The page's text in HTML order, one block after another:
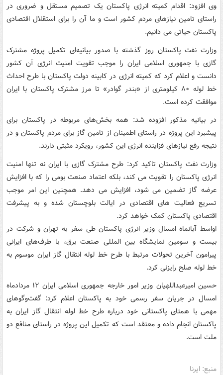
وی افزود: اقدام کمیته انرژی پاکستان یک تصمیم مستقل و ضروری در
راستای تامین نیازهای مردم کشور است و ما آن را برای استقلال اقتصادی
پاکستان حیاتی می دانیم.
وزارت نفت پاکستان روز گذشته با صدور بیانیه‌ای تکمیل پروژه مشترک
گازی با جمهوری اسلامی ایران را موجب تقویت امنیت انرژی آن کشور
دانست و اعلام کرد که کمیته انرژی در کابینه دولت پاکستان با طرح احداث
خط لوله ۸۰ کیلومتری از «بندر گوادر» تا مرز مشترک پاکستان با ایران
موافقت کرده است.
در بیانیه مذکور افزوده شد: همه بخش‌های مربوطه در پاکستان برای
پیشبرد این پروژه در راستای اطمینان از تامین گاز برای مردم پاکستان و در
نتیجه رفع نیازهای فزاینده انرژی این کشور، رویکرد مثبتی دارند.
وزارت نفت پاکستان تاکید کرد: طرح مشترک گازی با ایران نه تنها امنیت
انرژی پاکستان را تقویت می کند، بلکه اعتماد صنعت بومی را که با افزایش
عرضه گاز تضمین می شود، افزایش می دهد. همچنین این امر موجب
تسریع فعالیت های اقتصادی در ایالت بلوچستان شده و به پیشرفت
اقتصادی پاکستان کمک خواهد کرد.
اواسط آبانماه امسال وزیر انرژی پاکستان طی سفر به تهران و شرکت در
بیست و سومین نمایشگاه بین المللی صنعت برق، با طرف‌های ایرانی
پیرامون آخرین تحولات مرتبط با طرح خط لوله انتقال گاز ایران موسوم به
خط لوله صلح رایزنی کرد.
حسین امیرعبداللهیان وزیر امور خارجه جمهوری اسلامی ایران ۱۲ مردادماه
امسال در جریان سفر رسمی‌ خود به پاکستان اعلام کرد: گفت‌وگوهای
مهمی با همتای پاکستانی خود درباره طرح خط لوله انتقال گاز ایران به
پاکستان انجام داده و معتقد است که تکمیل این پروژه در راستای منافع دو
ملت است.
منبع: ایرنا